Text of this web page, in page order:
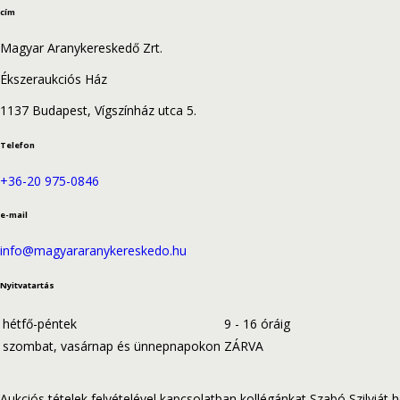
cím
Magyar Aranykereskedő Zrt.
Ékszeraukciós Ház
1137 Budapest, Vígszínház utca 5.
Telefon
+36-20 975-0846
e-mail
info@magyararanykereskedo.hu
Nyitvatartás
hétfő-péntek
9 - 16 óráig
szombat, vasárnap és ünnepnapokon ZÁRVA